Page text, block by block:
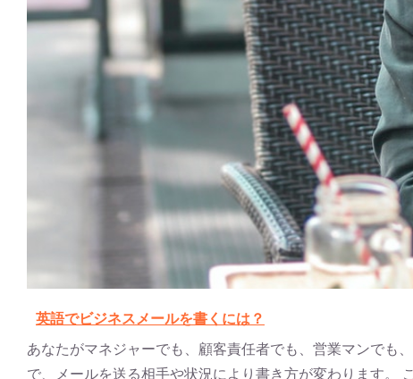
英語でビジネスメールを書くには？
あなたがマネジャーでも、顧客責任者でも、営業マンでも
で、メールを送る相手や状況により書き方が変わります。